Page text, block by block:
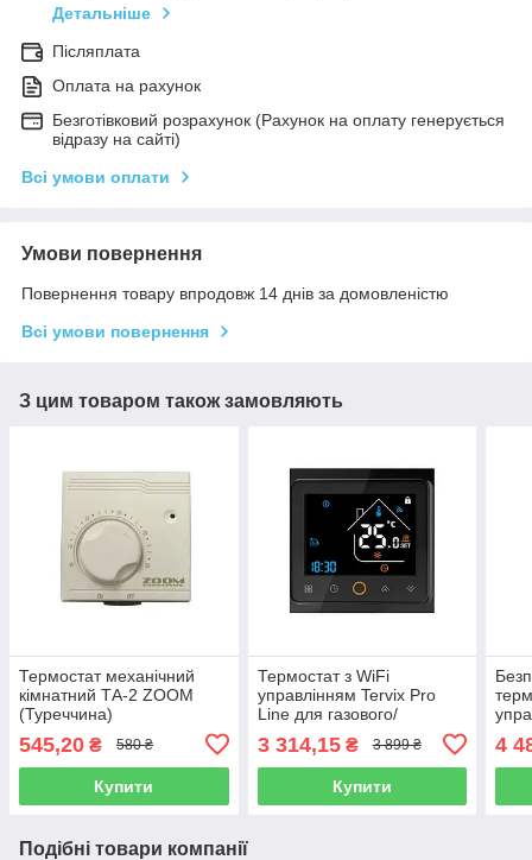
Детальніше
Післяплата
Оплата на рахунок
Безготівковий розрахунок (Рахунок на оплату генерується
відразу на сайті)
Всі умови оплати
Умови повернення
Повернення товару впродовж 14 днів за домовленістю
Всі умови повернення
З цим товаром також замовляють
Термостат механічний
кімнатний ТА-2 ZOOM
(Туреччина)
545,20 ₴ 580 ₴
Купити
Термостат з WiFi
управлінням Tervix Pro
Line для газового/
чорний
3 314,15₴ 3 899 ₴
Купити
4
Подібні товари компанії